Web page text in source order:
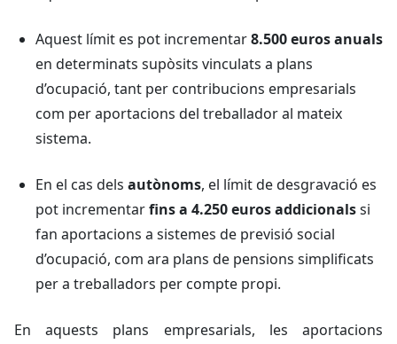
Aquest límit es pot incrementar8.500 euros anuals
en determinats supòsits vinculats a plans
d’ocupació, tant per contribucions empresarials
com per aportacions del treballador al mateix
sistema.
En el cas dels autònoms, el límit de desgravació es
pot incrementarfins a 4.250 euros addicionalssi
fan aportacions a sistemes de previsió social
d’ocupació, com ara plans de pensions simplificats
per a treballadors per compte propi.
En aquests plans empresarials, les aportacions